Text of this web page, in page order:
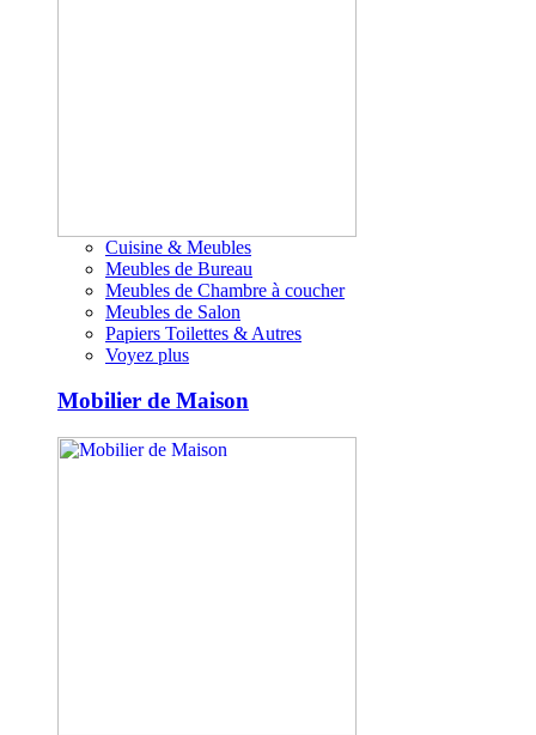
Cuisine & Meubles
Meubles de Bureau
Meubles de Chambre à coucher
Meubles de Salon
Papiers Toilettes & Autres
Voyez plus
Mobilier de Maison